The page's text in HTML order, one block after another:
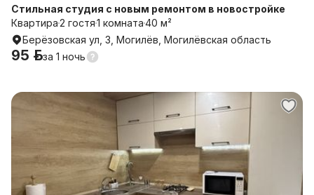
Стильная студия с новым ремонтом в новостройке
Квартира2 гостя1 комната40 м²
Берёзовская ул, 3, Могилёв, Могилёвская область
95 р.за 1 ночь